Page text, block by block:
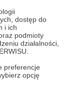
dostęp do
i ich
podmioty
działalności,
preferencje
opcję